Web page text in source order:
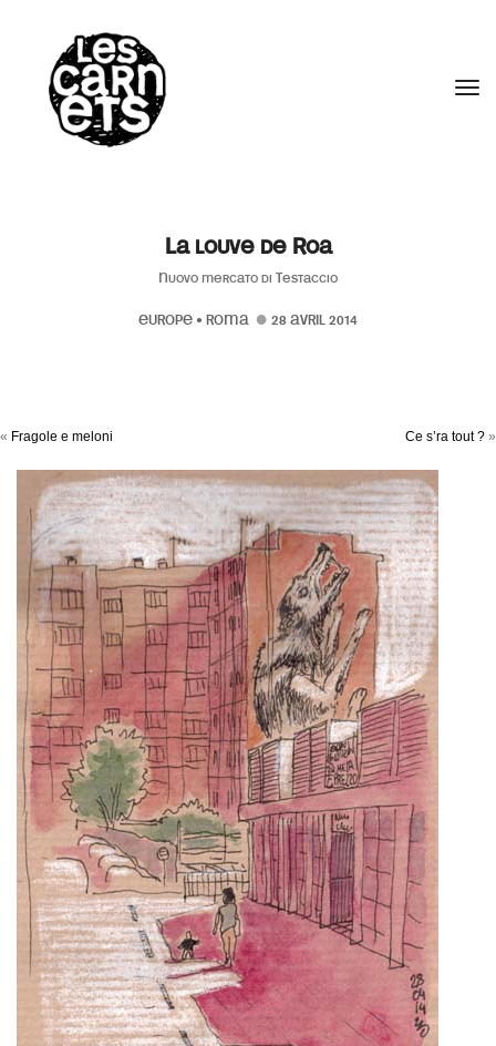
La louve de Roa
Nuovo mercato di Testaccio
EUROPE • ROMA 28 AVRIL 2014
« Fragole e meloni Ce s’ra tout ? »